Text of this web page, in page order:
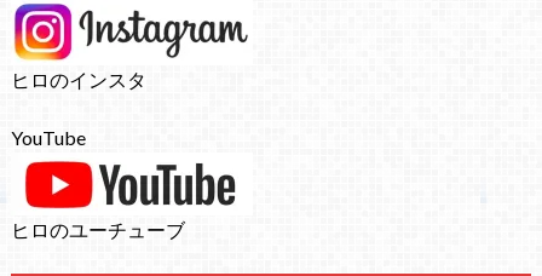
ヒロのインスタ
YouTube
ヒロのユーチューブ